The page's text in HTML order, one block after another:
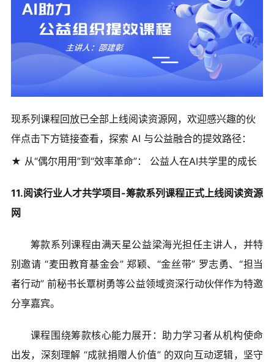
现系列课程回放已全部上线阅读资源网，欢迎感兴趣的伙
伴点击下方链接查看，探索 AI 与公益融合的提效路径：
★ 从“偶尔用用”到“效率革命”： 公益人在AI共学里的成长
11.阅读行业人才共学项目-筹款系列课程正式上线阅读资源
网
筹款系列课程由满天星公益梁海光担任主讲人，并特
别邀请 “麦田教育基金会” 郑颖、“金丝带” 罗志勇、“担当
者行动” 前秘书长覃树勇等公益领域资深行动伙伴作为特邀
分享嘉宾。
课程围绕筹款核心能力展开：助力学习者从机构使命
出发，深刻理解 “成就捐赠人价值” 的双向互动逻辑，坚守